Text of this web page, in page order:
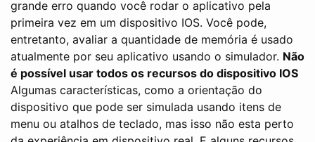
grande erro quando você rodar o aplicativo pela
primeira vez em um dispositivo IOS. Você pode,
entretanto, avaliar a quantidade de memória é usado
atualmente por seu aplicativo usando o simulador. Não
é possível usar todos os recursos do dispositivo IOS
Algumas características, como a orientação do
dispositivo que pode ser simulada usando itens de
menu ou atalhos de teclado, mas isso não esta perto